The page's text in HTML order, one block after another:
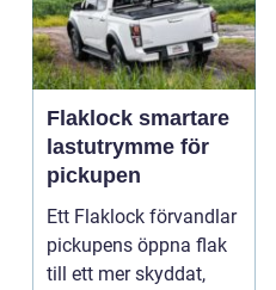
Flaklock smartare
lastutrymme för
pickupen
Ett Flaklock förvandlar
pickupens öppna flak
till ett mer skyddat,